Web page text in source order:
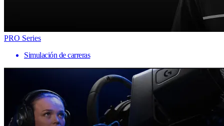
PRO Series
Simulación de carreras